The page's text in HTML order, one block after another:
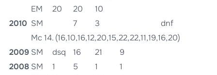
2010
EM 20 20
10
SM
7 3
dnf
Mc 14. (16,10,16,12,20,15,22,22,11,19,16,20)
2009 SM dsq 16 21
9
2008 SM 1 5 1 1